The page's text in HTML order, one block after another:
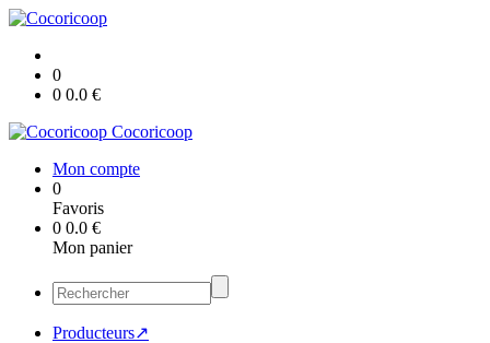
0
0 0.0 €
Cocoricoop
Mon compte
0
Favoris
0 0.0 €
Mon panier
Producteurs↗